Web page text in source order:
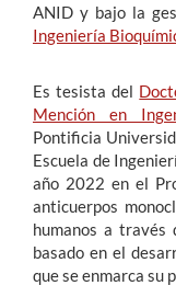
ANID y bajo la
Ingeniería
Es tesista del
Mención en
Pontificia
Escuela de
año 2022 en el
anticuerpos
humanos a través
basado en el
que se enmarca su